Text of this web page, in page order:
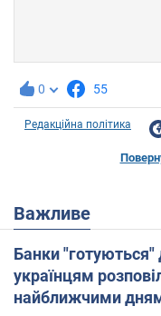
0 55
Редакційна політика
Важливе
Банки "готуються"
українцям
найближчими